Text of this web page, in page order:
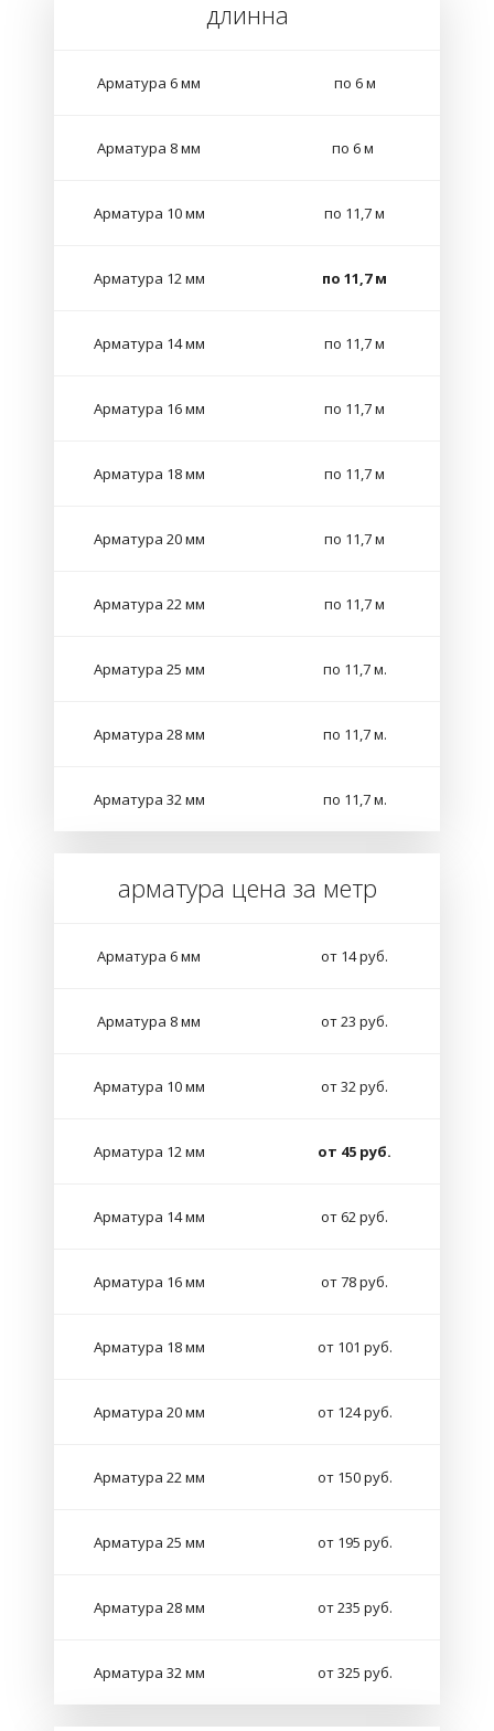
длинна
Арматура 6 мм по 6 м
Арматура 8 мм по 6 м
Арматура 10 мм по 11,7 м
Арматура 12 мм по 11,7 м
Арматура 14 мм по 11,7 м
Арматура 16 мм по 11,7 м
Арматура 18 мм по 11,7 м
Арматура 20 мм по 11,7 м
Арматура 22 мм по 11,7 м
Арматура 25 мм по 11,7 м.
Арматура 28 мм по 11,7 м.
Арматура 32 мм по 11,7 м.
арматура цена за метр
Арматура 6 мм от 14 руб.
Арматура 8 мм от 23 руб.
Арматура 10 мм от 32 руб.
Арматура 12 мм от 45 руб.
Арматура 14 мм от 62 руб.
Арматура 16 мм от 78 руб.
Арматура 18 мм от 101 руб.
Арматура 20 мм от 124 руб.
Арматура 22 мм от 150 руб.
Арматура 25 мм от 195 руб.
Арматура 28 мм от 235 руб.
Арматура 32 мм от 325 руб.